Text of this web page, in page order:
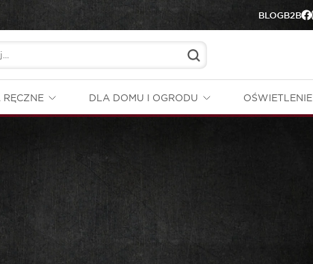
BLOGB2B
DLA DOMU I OGRODU OŚWIETLENIE